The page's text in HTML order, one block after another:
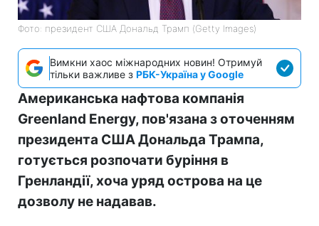
Фото: президент США Дональд Трамп (Getty Images)
Вимкни хаос міжнародних новин! Отримуй
тільки важливе з РБК-Україна у Google
Американська нафтова компанія
Greenland Energy, пов'язана з оточенням
президента США Дональда Трампа,
готується розпочати буріння в
Гренландії, хоча уряд острова на це
дозволу не надавав.